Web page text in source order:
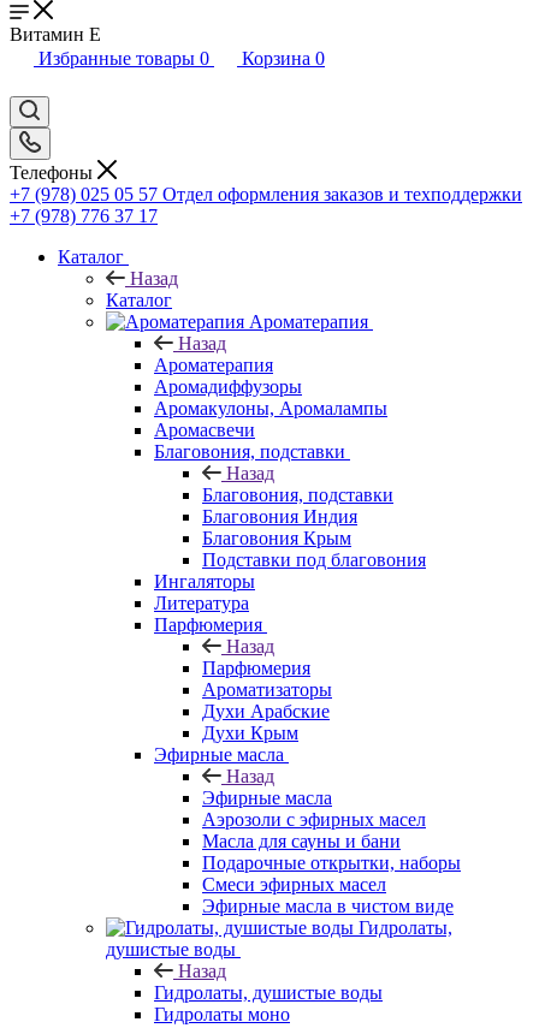
Витамин Е
Избранные товары 0 Корзина 0
Телефоны
+7 (978) 025 05 57 Отдел оформления заказов и техподдержки
+7 (978) 776 37 17
Каталог
Назад
Каталог
Ароматерапия
Назад
Ароматерапия
Аромадиффузоры
Аромакулоны, Аромалампы
Аромасвечи
Благовония, подставки
Назад
Благовония, подставки
Благовония Индия
Благовония Крым
Подставки под благовония
Ингаляторы
Литература
Парфюмерия
Назад
Парфюмерия
Ароматизаторы
Духи Арабские
Духи Крым
Эфирные масла
Назад
Эфирные масла
Аэрозоли с эфирных масел
Масла для сауны и бани
Подарочные открытки, наборы
Смеси эфирных масел
Эфирные масла в чистом виде
Гидролаты,
душистые воды
Назад
Гидролаты, душистые воды
Гидролаты моно